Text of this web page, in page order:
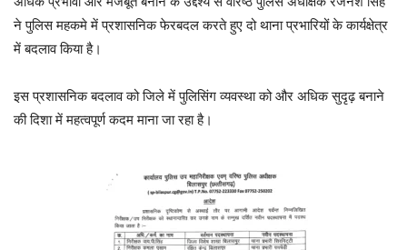
ने पुलिस महकमे में प्रशासनिक फेरबदल करते हुए दो थाना प्रभारियों के कार्यक्षेत्र
में बदलाव किया है।
इस प्रशासनिक बदलाव को जिले में पुलिसिंग व्यवस्था को और अधिक सुदृढ़ बनाने
की दिशा में महत्वपूर्ण कदम माना जा रहा है।